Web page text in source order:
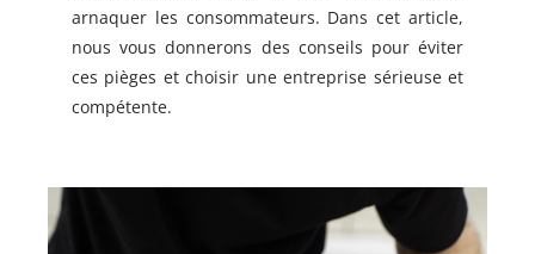
arnaquer les consommateurs. Dans cet article,
nous vous donnerons des conseils pour éviter
ces pièges et choisir une entreprise sérieuse et
compétente.